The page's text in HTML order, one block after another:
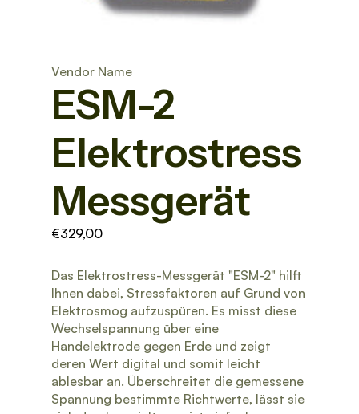
Vendor Name
ESM-2
Elektrostress
Messgerät
€329,00
Das Elektrostress-Messgerät "ESM-2" hilft
Ihnen dabei, Stressfaktoren auf Grund von
Elektrosmog aufzuspüren. Es misst diese
Wechselspannung über eine
Handelektrode gegen Erde und zeigt
deren Wert digital und somit leicht
ablesbar an. Überschreitet die gemessene
Spannung bestimmte Richtwerte, lässt sie